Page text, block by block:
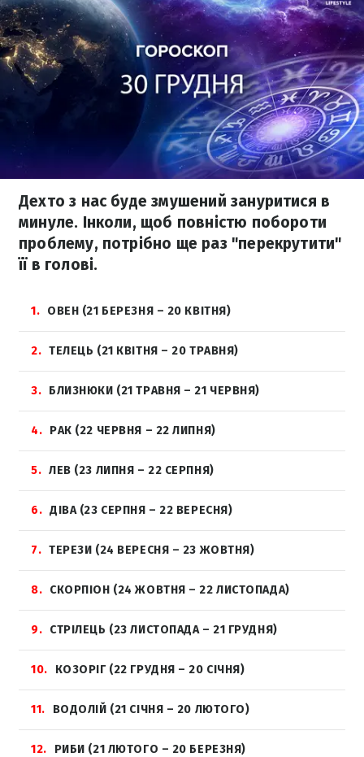
Дехто з нас буде змушений зануритися в
минуле. Інколи, щоб повністю побороти
проблему, потрібно ще раз "перекрутити"
її в голові.
1 ОВЕН (21 БЕРЕЗНЯ – 20 КВІТНЯ)
2 ТЕЛЕЦЬ (21 КВІТНЯ – 20 ТРАВНЯ)
3 БЛИЗНЮКИ (21 ТРАВНЯ – 21 ЧЕРВНЯ)
4 РАК (22 ЧЕРВНЯ – 22 ЛИПНЯ)
5 ЛЕВ (23 ЛИПНЯ – 22 СЕРПНЯ)
6 ДІВА (23 СЕРПНЯ – 22 ВЕРЕСНЯ)
7 ТЕРЕЗИ (24 ВЕРЕСНЯ – 23 ЖОВТНЯ)
8 СКОРПІОН (24 ЖОВТНЯ – 22 ЛИСТОПАДА)
9 СТРІЛЕЦЬ (23 ЛИСТОПАДА – 21 ГРУДНЯ)
10 КОЗОРІГ (22 ГРУДНЯ – 20 СІЧНЯ)
11 ВОДОЛІЙ (21 СІЧНЯ – 20 ЛЮТОГО)
12 РИБИ (21 ЛЮТОГО – 20 БЕРЕЗНЯ)